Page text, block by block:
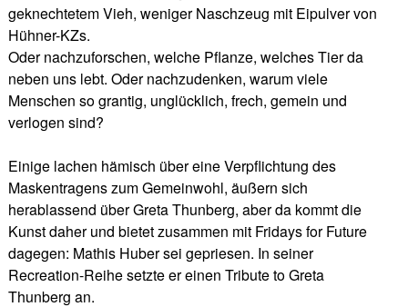
geknechtetem Vieh, weniger Naschzeug mit Eipulver von
Hühner-KZs.
Oder nachzuforschen, welche Pflanze, welches Tier da
neben uns lebt. Oder nachzudenken, warum viele
Menschen so grantig, unglücklich, frech, gemein und
verlogen sind?
Einige lachen hämisch über eine Verpflichtung des
Maskentragens zum Gemeinwohl, äußern sich
herablassend über Greta Thunberg, aber da kommt die
Kunst daher und bietet zusammen mit Fridays for Future
dagegen: Mathis Huber sei gepriesen. In seiner
Recreation-Reihe setzte er einen Tribute to Greta
Thunberg an.